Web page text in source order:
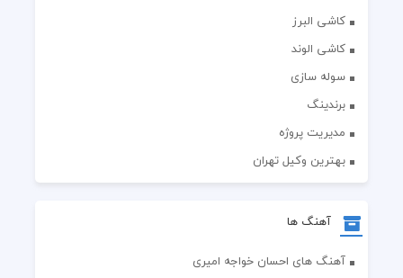
کاشی البرز
کاشی الوند
سوله سازی
برندینگ
مدیریت پروژه
بهترین وکیل تهران
آهنگ ها
آهنگ های احسان خواجه امیری